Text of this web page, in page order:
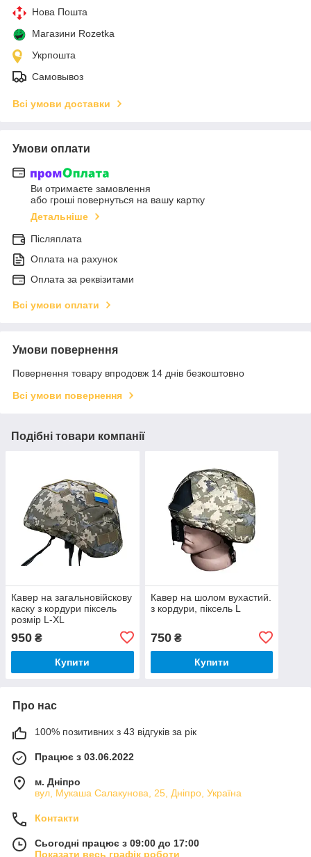
Нова Пошта
Магазини Rozetka
Укрпошта
Самовывоз
Всі умови доставки
Умови оплати
Ви отримаєте замовлення
або гроші повернуться на вашу картку
Детальніше
Післяплата
Оплата на рахунок
Оплата за реквізитами
Всі умови оплати
Умови повернення
Повернення товару впродовж 14 днів безкоштовно
Всі умови повернення
Подібні товари компанії
Кавер на загальновійскову
каску з кордури піксель
розмір L-XL
950 ₴
Купити
Кавер на шолом вухастий.
з кордури, піксель L
750₴
Купити
Про нас
100% позитивних з 43 відгуків за рік
Працює з 03.06.2022
м. Дніпро
вул, Мукаша Салакунова, 25, Дніпро, Україна
Контакти
Сьогодні працює з 09:00 до 17:00
Показати весь графік роботи